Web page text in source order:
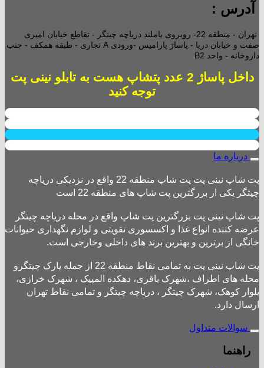
آدرس :
تهران - منطقه 22- روبروی باملند دریاچه چیتگر - تقاطع خیابان امیری
صفت و خیابان دریا - پاساژ پارامیس -ورودی A تجاری -
طبقه همکف - جنب
داروخانه - واحد B2
داخل پاساژ 2 عدد پتشاپ هست به تابلو نینی پت
توجه کنید
درباره ما
پت شاپ نینی پت پت شاپ منطقه 22 واقع در نزدیکی دریاچه
چیتگر یکی از بزرگترین پت شاپ های منطقه 22 است
پت شاپ نینی پت بزرگترین پت شاپ واقع در محله دریاچه چیتگر
عرضه کننده انواع غذا و اکسسوری تقویتی و لوازم نگهداری حیوانات
خانگی از برترین و بهترین برند های داخلی وخارجی است.
پت شاپ نینی پت به تمامی نقاط منطقه 22 از جمله پارک چیتگرو
محله های اطراف ،شهرک باقری، دهکده المپیک ، شهرک خرازی،
بلوار کوهک، شهرک چیتگر ، دریاچه چیتگر و تمامی نقاط تهران
ارسال دارد.
سوالات متداول
راهنما